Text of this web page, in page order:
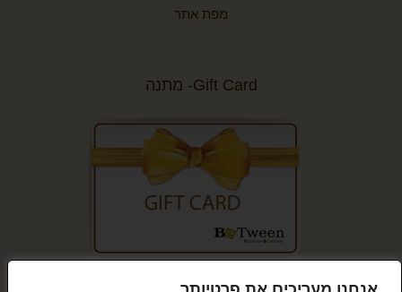
מפת אתר
Gift Card- מתנה
קנייה מאובטחת